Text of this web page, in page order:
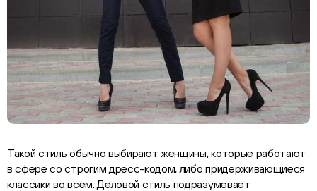
Такой стиль обычно выбирают женщины, которые работают
в сфере со строгим дресс-кодом, либо придерживающиеся
классики во всем. Деловой стиль подразумевает